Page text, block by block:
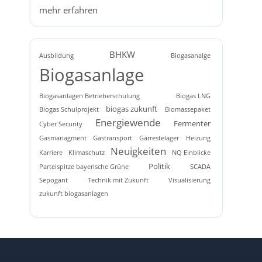
mehr erfahren
Ausbildung BHKW Biogasanalge
Biogasanlage
Biogasanlagen Betrieberschulung
Biogas LNG
Biogas Schulprojekt
biogas zukunft
Biomassepaket
Cyber Security
Energiewende Fermenter
Gasmanagment Gastransport Gärrestelager
Heizung
Karriere
Klimaschutz Neuigkeiten
NQ Einblicke
Parteispitze bayerische Grüne
Politik
SCADA
Sepogant
Technik mit Zukunft
Visualisierung
zukunft biogasanlagen